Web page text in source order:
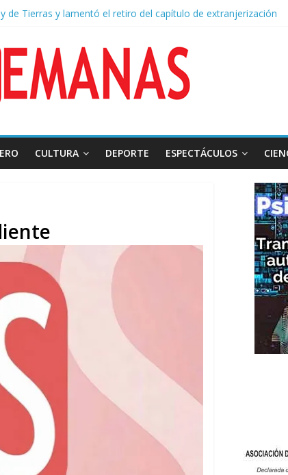
de Tierras y lamentó el retiro del capítulo de extranjerización
ráfagas de viento: alerta del Servicio Meteorológico
en la CABA aumentaron 1,6% en julio
tres detenidos durante la protesta contra la Ley de Propiedad
CULTURA DEPORTE ESPECTÁCULOS